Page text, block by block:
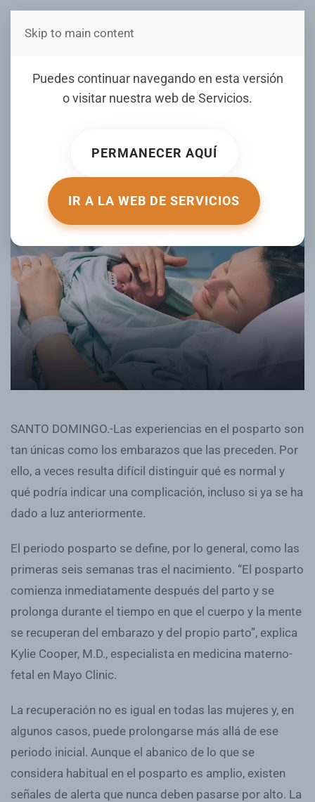
Estás en Telenord Medios
Puedes continuar navegando en esta versión
o visitar nuestra web de Servicios.
PERMANECER AQUÍ
IR A LA WEB DE SERVICIOS
Skip to main content
Cómo identificar a tiempo
complicaciones durante el
ESCRITO POR ELDIA.COM.DO EL16 MARZO 2026
SANTO DOMINGO.-Las experiencias en el posparto son
tan únicas como los embarazos que las preceden. Por
ello, a veces resulta difícil distinguir qué es normal y
qué podría indicar una complicación, incluso si ya se ha
dado a luz anteriormente.
El periodo posparto se define, por lo general, como las
primeras seis semanas tras el nacimiento. “El posparto
comienza inmediatamente después del parto y se
prolonga durante el tiempo en que el cuerpo y la mente
se recuperan del embarazo y del propio parto”, explica
Kylie Cooper, M.D., especialista en medicina materno-
fetal en Mayo Clinic.
La recuperación no es igual en todas las mujeres y, en
algunos casos, puede prolongarse más allá de ese
periodo inicial. Aunque el abanico de lo que se
considera habitual en el posparto es amplio, existen
señales de alerta que nunca deben pasarse por alto. La